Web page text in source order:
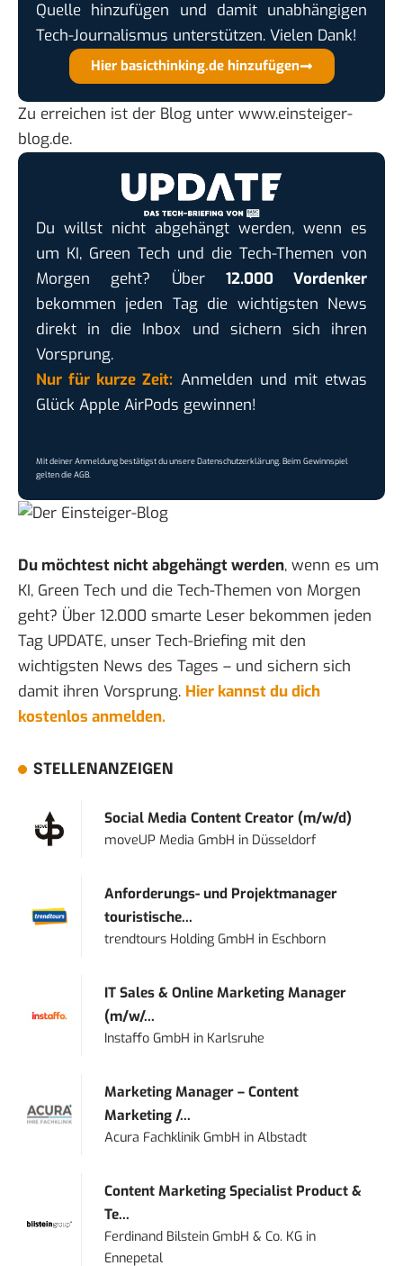
Quelle hinzufügen und damit unabhängigen
Tech-Journalismus unterstützen. Vielen Dank!
Hier basicthinking.de hinzufügen
Zu erreichen ist der Blog unter www.einsteiger-
blog.de.
Du willst nicht abgehängt werden, wenn es
um KI, Green Tech und die Tech-Themen von
Morgen geht? Über 12.000 Vordenker
bekommen jeden Tag die wichtigsten News
direkt in die Inbox und sichern sich ihren
Vorsprung.
Nur für kurze Zeit: Anmelden und mit etwas
Glück Apple AirPods gewinnen!
Mit deiner Anmeldung bestätigst du unsereDatenschutzerklärung. Beim Gewinnspiel
gelten dieAGB.
Du möchtest nicht abgehängt werden, wenn es um
KI, Green Tech und die Tech-Themen von Morgen
geht? Über 12.000 smarte Leser bekommen jeden
Tag UPDATE, unser Tech-Briefing mit den
wichtigsten News des Tages – und sichern sich
damit ihren Vorsprung. Hier kannst du dich
kostenlos anmelden.
STELLENANZEIGEN
Social Media Content Creator (m/w/d)
moveUP Media GmbH in Düsseldorf
Anforderungs- und Projektmanager
touristische...
trendtours Holding GmbH in Eschborn
IT Sales & Online Marketing Manager
(m/w/...
Instaffo GmbH in Karlsruhe
Marketing Manager – Content
Marketing /...
Acura Fachklinik GmbH inAlbstadt
Content Marketing Specialist Product &
Te...
Ferdinand Bilstein GmbH & Co. KG in
Ennepetal